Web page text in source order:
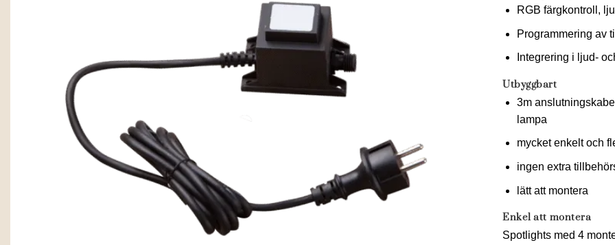
RGB färgkontroll,
Programmering av
Integrering i ljud-
Utbyggbart
3m
lampa
mycket enkelt och
ingen extra
lätt att montera
Enkel att montera
Spotlights med 4